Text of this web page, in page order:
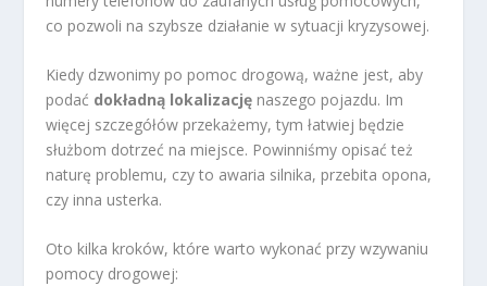
co pozwoli na szybsze działanie w sytuacji kryzysowej.
Kiedy dzwonimy po pomoc drogową, ważne jest, aby
podać dokładną lokalizację naszego pojazdu. Im
więcej szczegółów przekażemy, tym łatwiej będzie
służbom dotrzeć na miejsce. Powinniśmy opisać też
naturę problemu, czy to awaria silnika, przebita opona,
czy inna usterka.
Oto kilka kroków, które warto wykonać przy wzywaniu
pomocy drogowej: